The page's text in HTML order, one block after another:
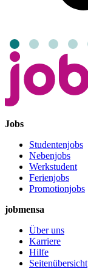
Jobs
Studentenjobs
Nebenjobs
Werkstudent
Ferienjobs
Promotionjobs
jobmensa
Über uns
Karriere
Hilfe
Seitenübersicht